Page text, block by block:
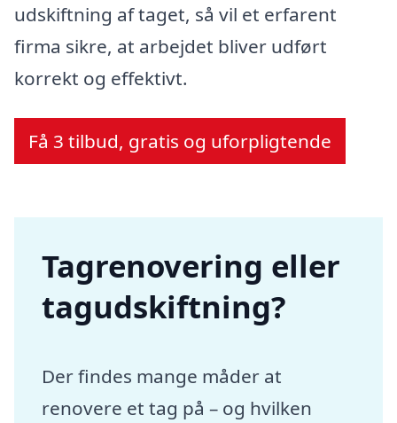
udskiftning af taget, så vil et erfarent
firma sikre, at arbejdet bliver udført
korrekt og effektivt.
Få 3 tilbud, gratis og uforpligtende
Tagrenovering eller
tagudskiftning?
Der findes mange måder at
renovere et tag på – og hvilken